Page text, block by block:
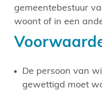
gemeentebestuur
woont of in een
De persoon van
gewettigd moet